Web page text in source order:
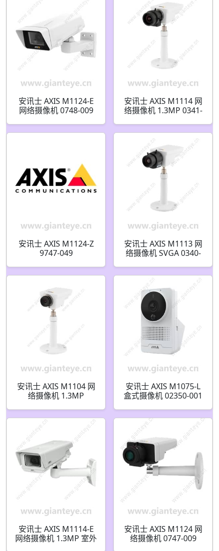
安讯士 AXIS M1124-E
网络摄像机 0748-009
安讯士 AXIS M1114 网
络摄像机 1.3MP 0341-
安讯士 AXIS M1124-Z
9747-049
安讯士 AXIS M1113 网
络摄像机 SVGA 0340-
安讯士 AXIS M1104 网
络摄像机 1.3MP
安讯士 AXIS M1075-L
盒式摄像机 02350-001
安讯士 AXIS M1114-E
网络摄像机 1.3MP 室外
安讯士 AXIS M1124 网
络摄像机 0747-009